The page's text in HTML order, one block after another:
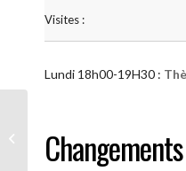
Visites :
Lundi 18h00-19H30 :
partages )